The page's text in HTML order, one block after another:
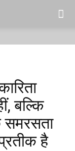
बल्कि
समरसता
है